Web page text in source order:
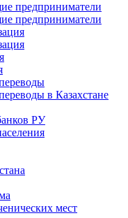
предприниматели
предприниматели
в Казахстане
РУ
мест